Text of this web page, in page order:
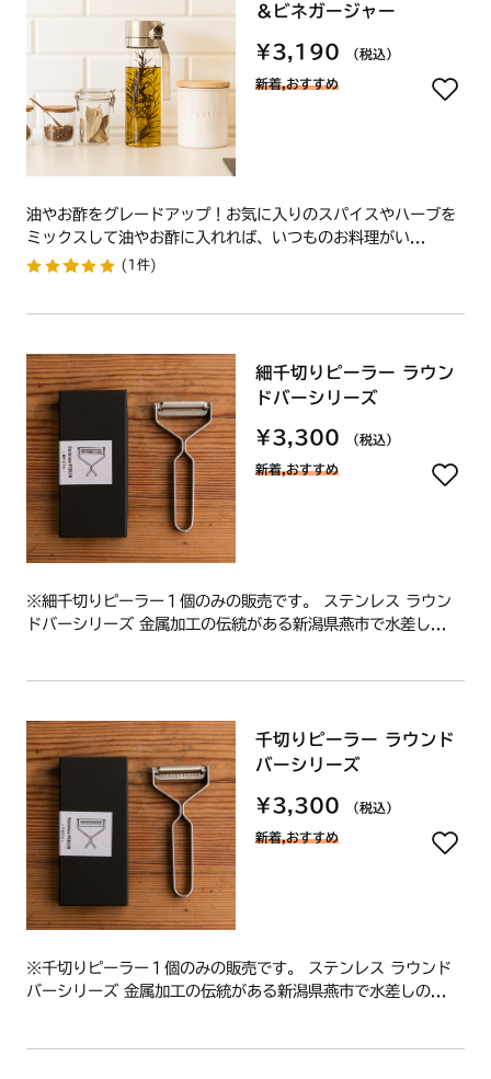
＆ビネガージャー
¥3,190 （税込）
新着,おすすめ
油やお酢をグレードアップ！お気に入りのスパイスやハーブを
ミックスして油やお酢に入れれば、いつものお料理がい...
(1件)
細千切りピーラー ラウン
ドバーシリーズ
¥3,300 （税込）
新着,おすすめ
※細千切りピーラー１個のみの販売です。 ステンレス ラウン
ドバーシリーズ 金属加工の伝統がある新潟県燕市で水差し...
千切りピーラー ラウンド
バーシリーズ
¥3,300 （税込）
新着,おすすめ
※千切りピーラー１個のみの販売です。 ステンレス ラウンド
バーシリーズ 金属加工の伝統がある新潟県燕市で水差しの...